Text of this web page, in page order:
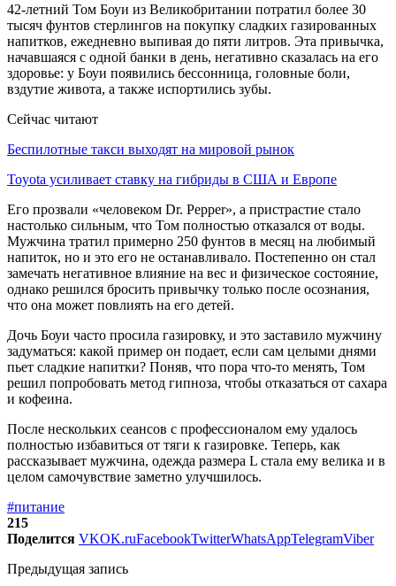
42-летний Том Боуи из Великобритании потратил более 30
тысяч фунтов стерлингов на покупку сладких газированных
напитков, ежедневно выпивая до пяти литров. Эта привычка,
начавшаяся с одной банки в день, негативно сказалась на его
здоровье: у Боуи появились бессонница, головные боли,
вздутие живота, а также испортились зубы.
Сейчас читают
Беспилотные такси выходят на мировой рынок
Toyota усиливает ставку на гибриды в США и Европе
Его прозвали «человеком Dr. Pepper», а пристрастие стало
настолько сильным, что Том полностью отказался от воды.
Мужчина тратил примерно 250 фунтов в месяц на любимый
напиток, но и это его не останавливало. Постепенно он стал
замечать негативное влияние на вес и физическое состояние,
однако решился бросить привычку только после осознания,
что она может повлиять на его детей.
Дочь Боуи часто просила газировку, и это заставило мужчину
задуматься: какой пример он подает, если сам целыми днями
пьет сладкие напитки? Поняв, что пора что-то менять, Том
решил попробовать метод гипноза, чтобы отказаться от сахара
и кофеина.
После нескольких сеансов с профессионалом ему удалось
полностью избавиться от тяги к газировке. Теперь, как
рассказывает мужчина, одежда размера L стала ему велика и в
целом самочувствие заметно улучшилось.
#питание
215
Поделится VKOK.ruFacebookTwitterWhatsAppTelegramViber
Предыдущая запись